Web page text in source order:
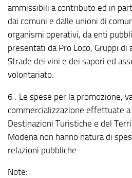
ammissibili a contributo ed in
dai comuni e dalle unioni di
organismi operativi, da enti
presentati da Pro Loco, Gruppi di
Strade dei vini e dei sapori ed
volontariato.
6 . Le spese per la promozione,
commercializzazione effettuate
Destinazioni Turistiche e del
Modena non hanno natura di
relazioni pubbliche.
Note: